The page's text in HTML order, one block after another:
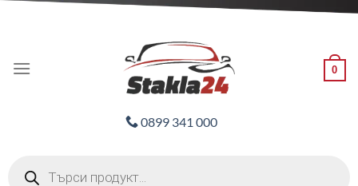
0
0899 341 000
search